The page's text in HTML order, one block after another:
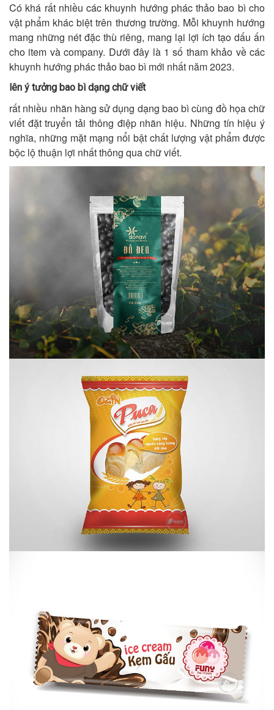
Có khá rất nhiều các khuynh hướng phác thảo bao bì cho
vật phẩm khác biệt trên thương trường. Mỗi khuynh hướng
mang những nét đặc thù riêng, mang lại lợi ích tạo dấu ấn
cho item và company. Dưới đây là 1 số tham khảo về các
khuynh hướng phác thảo bao bì mới nhất năm 2023.
lên ý tưởng bao bì dạng chữ viết
rất nhiều nhãn hàng sử dụng dạng bao bì cùng đồ họa chữ
viết đặt truyển tải thông điệp nhãn hiệu. Những tín hiệu ý
nghĩa, những mặt mạng nổi bật chất lượng vật phẩm được
bộc lộ thuận lợi nhất thông qua chữ viết.